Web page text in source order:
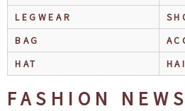
LEGWEAR
BAG
HAT
FASHION NEWS